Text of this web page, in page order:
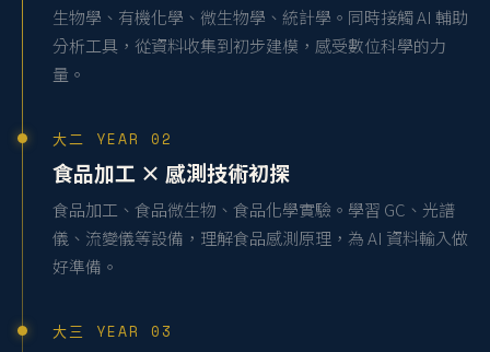
生物學、有機化學、微生物學、統計學。同時接觸 AI 輔助
分析工具，從資料收集到初步建模，感受數位科學的力
量。
大二 YEAR 02
食品加工 × 感測技術初探
食品加工、食品微生物、食品化學實驗。學習 GC、光譜
儀、流變儀等設備，理解食品感測原理，為 AI 資料輸入做
好準備。
大三 YEAR 03